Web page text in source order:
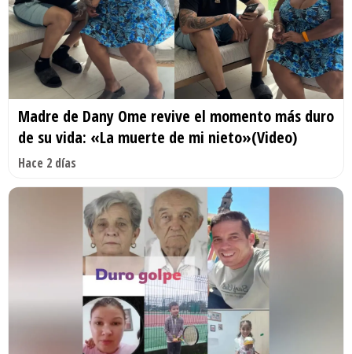
Madre de Dany Ome revive el momento más duro
de su vida: «La muerte de mi nieto»(Video)
Hace 2 días